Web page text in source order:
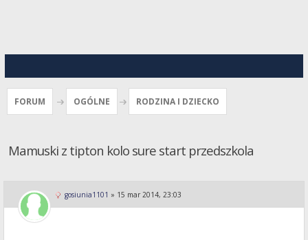
FORUM OGÓLNE RODZINA I DZIECKO
Mamuski z tipton kolo sure start przedszkola
gosiunia1101 » 15 mar 2014, 23:03